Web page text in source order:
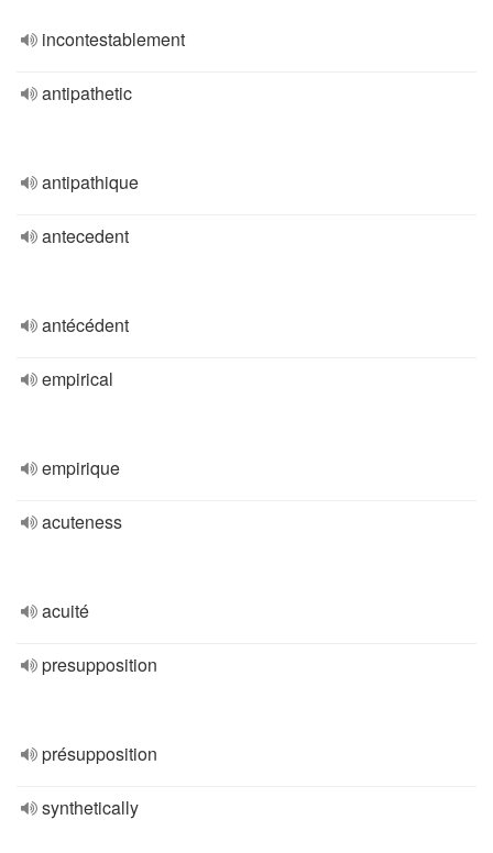
incontestablement
antipathetic
antipathique
antecedent
antécédent
empirical
empirique
acuteness
acuité
presupposition
présupposition
synthetically